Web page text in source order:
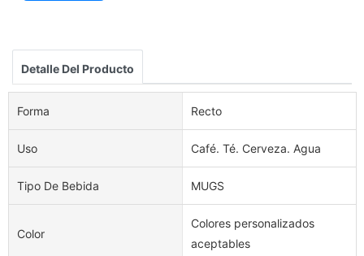
Detalle Del Producto
Forma Recto
Uso Café. Té. Cerveza. Agua
Tipo De Bebida MUGS
Color
Colores personalizados
aceptables